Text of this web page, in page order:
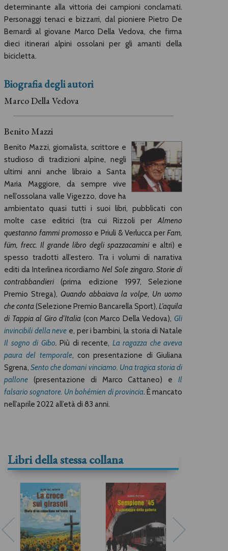
determinante alla vittoria dei campioni conclamati.
Personaggi tenaci e bizzarri, dal pioniere Pietro De
Bernardi al giovane Marco Della Vedova, che firma
dieci itinerari alpini ossolani per gli amanti della
bicicletta.
Biografia degli autori
Marco Della Vedova
Benito Mazzi
Benito Mazzi, giornalista, scrittore e
studioso di tradizioni alpine, negli
ultimi anni anche libraio a Santa
Maria Maggiore, da sempre vive
nell’ossolana valle Vigezzo, dove ha
ambientato quasi tutti i suoi libri, pubblicati con
molte case editrici (tra cui Rizzoli perAlmeno
questanno fammi promosso e Priuli & Verlucca perFam,
füm, frecc. Il grande libro degli spazzacaminie altri) e
spesso tradotti all’estero. Tra i volumi di narrativa
editi da Interlinea ricordiamo Nel Sole zingaro. Storie di
contrabbandieri(prima edizione 1997, Selezione
Premio Strega), Quando abbaiava la volpe, Un uomo
che conta(Selezione Premio Bancarella Sport), L’aquila
di Tappia al Giro d’Italia (con Marco Della Vedova),Gli
invincibili della neve e, per i bambini, la storia di Natale
Il sogno di Gibo. Più di recente, La ragazza che aveva
paura del temporale, con presentazione di Giuliana
Sgrena,Sento che domani vinciamo. Una tragica storia di
pallone (presentazione di Marco Cattaneo) e Il
falsario sognatore. Un bohémien di provincia. È mancato
nell’aprile 2022 all’età di 83 anni.
Libri della stessa collana